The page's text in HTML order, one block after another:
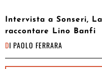
Intervista a Sonseri,
raccontare Lino Banfi
DI PAOLO FERRARA